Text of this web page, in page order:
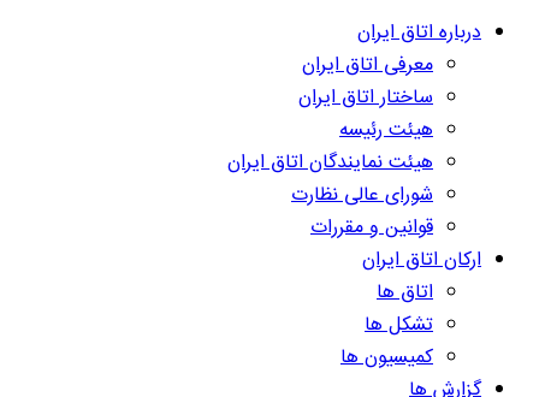
درباره اتاق ایران
معرفی اتاق ایران
ساختار اتاق ایران
هیئت رئیسه
هیئت نمایندگان اتاق ایران
شورای عالی نظارت
قوانین و مقررات
ارکان اتاق ایران
اتاق ها
تشکل ها
کمیسیون ها